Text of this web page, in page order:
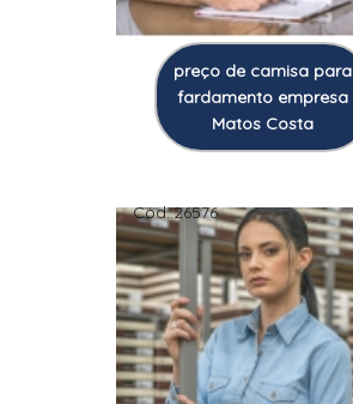
preço de camisa para
fardamento empresa
Matos Costa
Cod.:26576